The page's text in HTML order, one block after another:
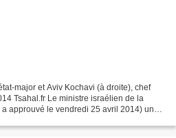
major et Aviv Kochavi (à droite), chef
Tsahal.fr Le ministre israélien de la
a approuvé le vendredi 25 avril 2014) une